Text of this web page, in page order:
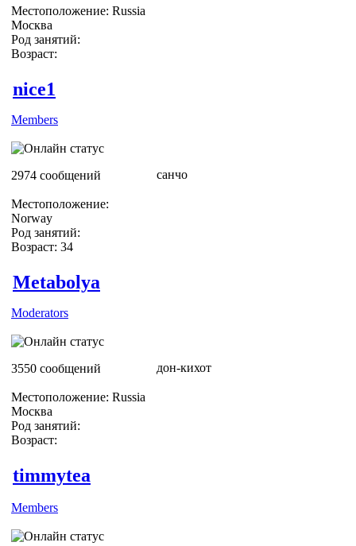
Местоположение: Russia
Москва
Род занятий:
Возраст:
nice1
Members
2974 сообщений
Местоположение:
Norway
Род занятий:
Возраст: 34
санчо
Metabolya
Moderators
3550 сообщений
Местоположение: Russia
Москва
Род занятий:
Возраст:
дон-кихот
timmytea
Members